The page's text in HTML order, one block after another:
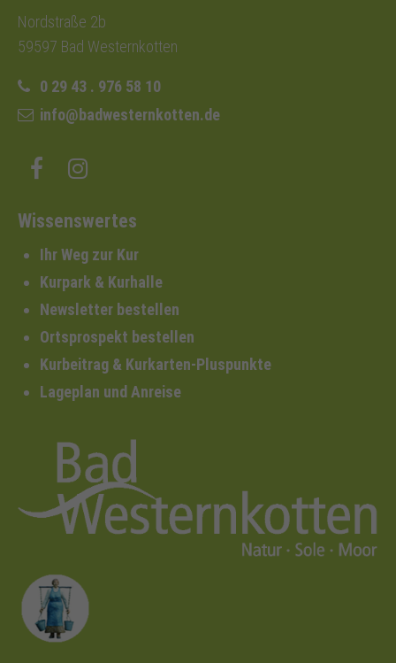
Nordstraße 2b
59597 Bad Westernkotten
0 29 43 . 976 58 10
info@badwesternkotten.de
Wissenswertes
Ihr Weg zur Kur
Kurpark & Kurhalle
Newsletter bestellen
Ortsprospekt bestellen
Kurbeitrag & Kurkarten-Pluspunkte
Lageplan und Anreise